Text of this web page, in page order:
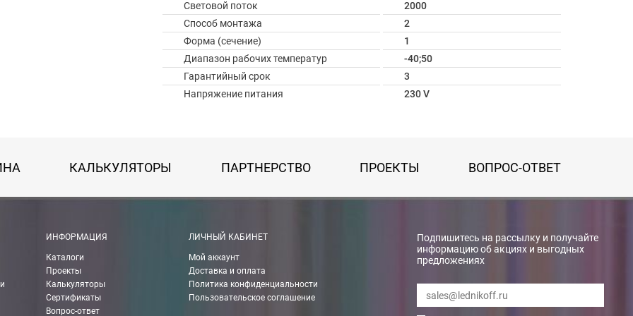
Световой поток
2000
Способ монтажа
2
Форма (сечение)
1
Диапазон рабочих температур
-40;50
Гарантийный срок
3
Напряжение питания
230 V
банковской картой или наличными.
для Москвы, Московской области и Санкт-Петербурга.
КАЛЬКУЛЯТОРЫ ПАРТНЕРСТВО ПРОЕКТЫ ВОПРОС-ОТВЕТ
ИНФОРМАЦИЯ
Каталоги
Проекты
Калькуляторы
Сертификаты
Вопрос-ответ
ЛИЧНЫЙ КАБИНЕТ
Мой аккаунт
Доставка и оплата
Политика конфиденциальности
Пользовательское соглашение
Подпишитесь на рассылку и получайте
информацию об акциях и выгодных
предложениях